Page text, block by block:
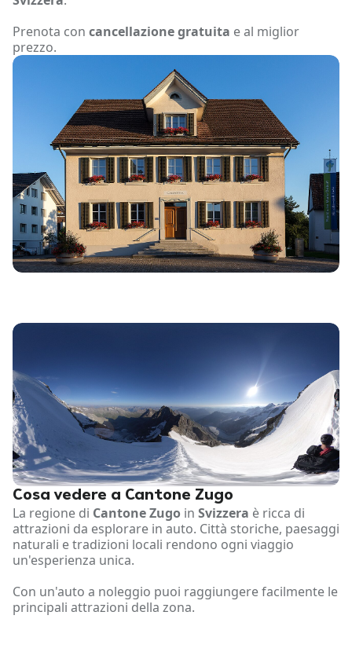
Prenota con cancellazione gratuita e al miglior
prezzo.
Cosa vedere a Cantone Zugo
La regione di Cantone Zugo in Svizzera è ricca di
attrazioni da esplorare in auto. Città storiche, paesaggi
naturali e tradizioni locali rendono ogni viaggio
un'esperienza unica.
Con un'auto a noleggio puoi raggiungere facilmente le
principali attrazioni della zona.